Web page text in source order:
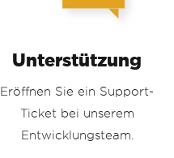
Unterstützung
Eröffnen Sie ein Support-
Ticket bei unserem
Entwicklungsteam.